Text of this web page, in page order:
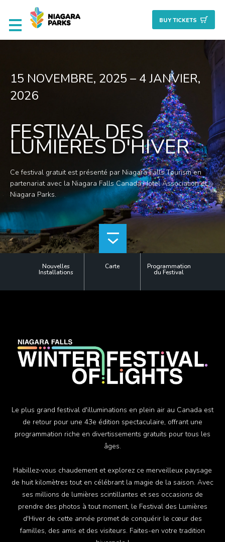
BUY TICKETS
Culinaire
Patrimoine
Golf
Planifiez
Offres
Rechercher
Mariages
15 NOVEMBRE, 2025 – 4 JANVIER,
2026
FESTIVAL DES
LUMIÈRES D'HIVER
Ce festival gratuit est présenté par Niagara Falls Tourism en
partenariat avec la Niagara Falls Canada Hotel Association et
Niagara Parks.
Nouvelles
Installations
Carte Programmation
du Festival
Le plus grand festival d'illuminations en plein air au Canada est
de retour pour une 43e édition spectaculaire, offrant une
programmation riche en divertissements gratuits pour tous les
âges.
Habillez-vous chaudement et explorez ce merveilleux paysage
de huit kilomètres tout en célébrant la magie de la saison. Avec
ses millions de lumières scintillantes et ses occasions de
prendre des photos à tout moment, le Festival des Lumières
d'Hiver de cette année promet de conquérir le cœur des
familles, des amis et des visiteurs. Faites-en votre tradition